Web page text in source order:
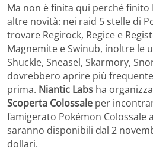
Ma non è finita qui perché finito
altre novità: nei raid 5 stelle di
trovare Regirock, Regice e
Magnemite e Swinub, inoltre le
Shuckle, Sneasel, Skarmory,
dovrebbero aprire più
prima. Niantic Labs ha
Scoperta Colossale per
famigerato Pokémon Colossale
saranno disponibili dal 2
dollari.